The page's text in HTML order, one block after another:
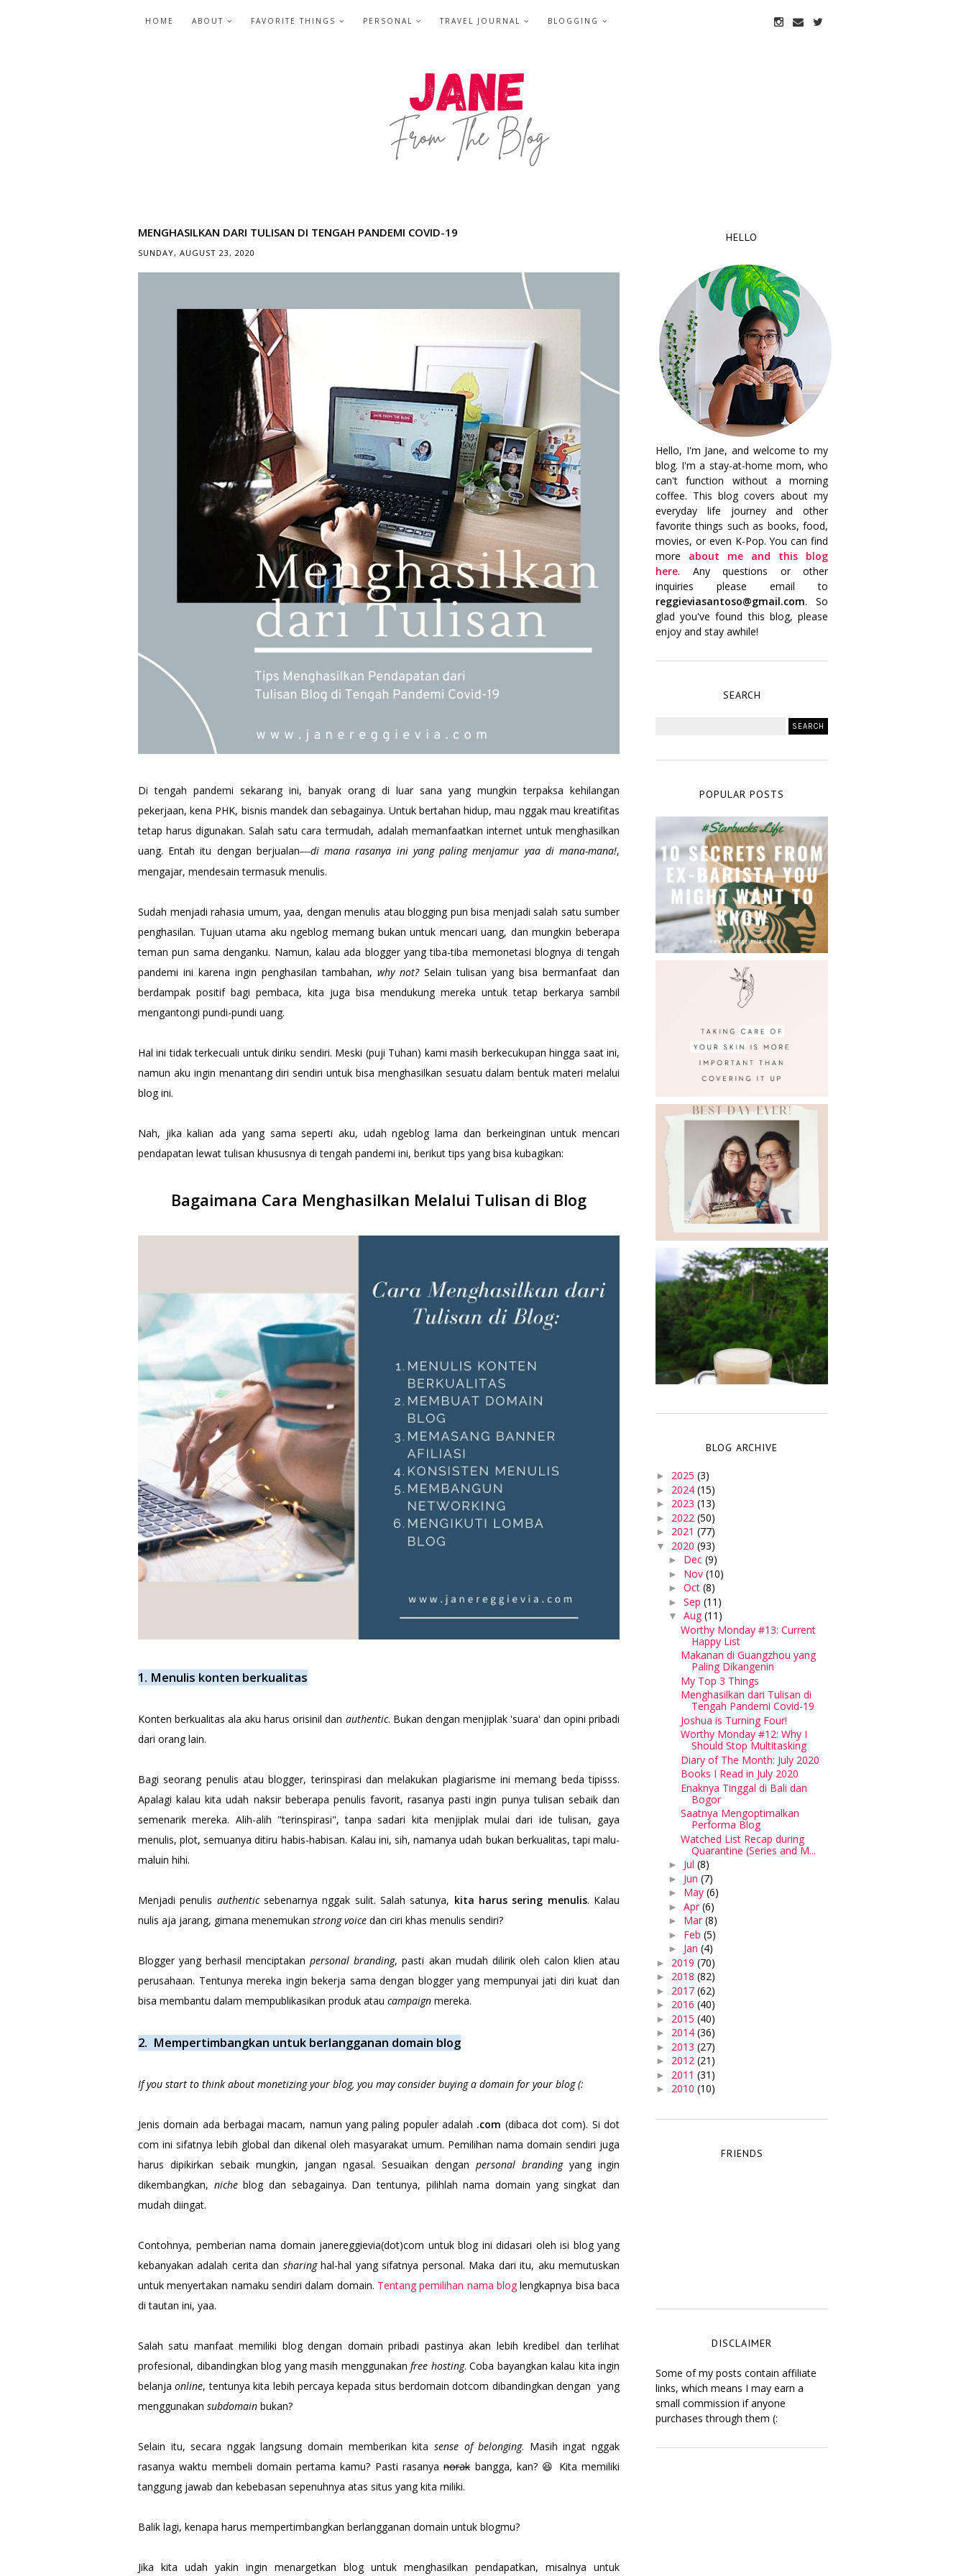
HOME ABOUT FAVORITE THINGS PERSONAL TRAVEL JOURNAL BLOGGING
MENGHASILKAN DARI TULISAN DI TENGAH PANDEMI COVID-19
SUNDAY, AUGUST 23, 2020
Di tengah pandemi sekarang ini, banyak orang di luar sana yang mungkin terpaksa kehilangan
pekerjaan, kena PHK, bisnis mandek dan sebagainya. Untuk bertahan hidup, mau nggak mau kreatifitas
tetap harus digunakan. Salah satu cara termudah, adalah memanfaatkan internet untuk menghasilkan
uang. Entah itu dengan berjualan—di mana rasanya ini yang paling menjamur yaa di mana-mana!,
mengajar, mendesain termasuk menulis.
Sudah menjadi rahasia umum, yaa, dengan menulis atau blogging pun bisa menjadi salah satu sumber
penghasilan. Tujuan utama aku ngeblog memang bukan untuk mencari uang, dan mungkin beberapa
teman pun sama denganku. Namun, kalau ada blogger yang tiba-tiba memonetasi blognya di tengah
pandemi ini karena ingin penghasilan tambahan, why not? Selain tulisan yang bisa bermanfaat dan
berdampak positif bagi pembaca, kita juga bisa mendukung mereka untuk tetap berkarya sambil
mengantongi pundi-pundi uang.
Hal ini tidak terkecuali untuk diriku sendiri. Meski (puji Tuhan) kami masih berkecukupan hingga saat ini,
namun aku ingin menantang diri sendiri untuk bisa menghasilkan sesuatu dalam bentuk materi melalui
blog ini.
Nah, jika kalian ada yang sama seperti aku, udah ngeblog lama dan berkeinginan untuk mencari
pendapatan lewat tulisan khususnya di tengah pandemi ini, berikut tips yang bisa kubagikan:
Bagaimana Cara Menghasilkan Melalui Tulisan di Blog
1. Menulis konten berkualitas
Konten berkualitas ala aku harus orisinil dan authentic. Bukan dengan menjiplak 'suara' dan opini pribadi
dari orang lain.
Bagi seorang penulis atau blogger, terinspirasi dan melakukan plagiarisme ini memang beda tipisss.
Apalagi kalau kita udah naksir beberapa penulis favorit, rasanya pasti ingin punya tulisan sebaik dan
semenarik mereka. Alih-alih "terinspirasi", tanpa sadari kita menjiplak mulai dari ide tulisan, gaya
menulis, plot, semuanya ditiru habis-habisan. Kalau ini, sih, namanya udah bukan berkualitas, tapi malu-
maluin hihi.
Menjadi penulis authenticsebenarnya nggak sulit. Salah satunya, kita harus sering menulis. Kalau
nulis aja jarang, gimana menemukan strong voice dan ciri khas menulis sendiri?
Blogger yang berhasil menciptakan personal branding, pasti akan mudah dilirik oleh calon klien atau
perusahaan. Tentunya mereka ingin bekerja sama dengan blogger yang mempunyai jati diri kuat dan
bisa membantu dalam mempublikasikan produk atau campaign mereka.
2. Mempertimbangkan untuk berlangganan domain blog
If you start to think about monetizing your blog, you may consider buying a domain for your blog (:
Jenis domain ada berbagai macam, namun yang paling populer adalah .com (dibaca dot com). Si dot
com ini sifatnya lebih global dan dikenal oleh masyarakat umum. Pemilihan nama domain sendiri juga
harus dipikirkan sebaik mungkin, jangan ngasal. Sesuaikan dengan personal brandingyang ingin
dikembangkan, nicheblog dan sebagainya. Dan tentunya, pilihlah nama domain yang singkat dan
mudah diingat.
Contohnya, pemberian nama domain janereggievia(dot)com untuk blog ini didasari oleh isi blog yang
kebanyakan adalah cerita dan sharinghal-hal yang sifatnya personal. Maka dari itu, aku memutuskan
untuk menyertakan namaku sendiri dalam domain. Tentang pemilihan nama bloglengkapnya bisa baca
di tautan ini, yaa.
Salah satu manfaat memiliki blog dengan domain pribadi pastinya akan lebih kredibel dan terlihat
profesional, dibandingkan blog yang masih menggunakan free hosting. Coba bayangkan kalau kita ingin
belanjaonline, tentunya kita lebih percaya kepada situs berdomain dotcom dibandingkan dengan yang
menggunakan subdomain bukan?
Selain itu, secara nggak langsung domain memberikan kita sense of belonging. Masih ingat nggak
rasanya waktu membeli domain pertama kamu? Pasti rasanyanorakbangga, kan? 😆 Kita memiliki
tanggung jawab dan kebebasan sepenuhnya atas situs yang kita miliki.
Balik lagi, kenapa harus mempertimbangkan berlangganan domain untuk blogmu?
Jika kita udah yakin ingin menargetkan blog untuk menghasilkan pendapatkan, misalnya untuk
HELLO
Hello, I'm Jane, and welcome to my
blog. I'm a stay-at-home mom, who
can't function without a morning
coffee. This blog covers about my
everyday life journey and other
favorite things such as books, food,
movies, or even K-Pop. You can find
more about me and this blog
here. Any questions or other
inquiries please email to
reggieviasantoso@gmail.com. So
glad you've found this blog, please
enjoy and stay awhile!
SEARCH
POPULAR POSTS
BLOG ARCHIVE
► 2025 (3)
► 2024 (15)
► 2023 (13)
► 2022 (50)
► 2021 (77)
▼ 2020 (93)
► Dec (9)
► Nov (10)
► Oct (8)
► Sep (11)
▼ Aug(11)
Worthy Monday #13: Current
Happy List
Makanan di Guangzhou yang
Paling Dikangenin
My Top 3 Things
Menghasilkan dari Tulisan di
Tengah Pandemi Covid-19
Joshua is Turning Four!
Worthy Monday #12: Why I
Should Stop Multitasking
Diary of The Month: July 2020
Books I Read in July 2020
Enaknya Tinggal di Bali dan
Bogor
Saatnya Mengoptimalkan
Performa Blog
Watched List Recap during
Quarantine (Series and M...
► Jul (8)
► Jun (7)
► May (6)
► Apr(6)
► Mar(8)
► Feb (5)
► Jan (4)
► 2019 (70)
► 2018 (82)
► 2017 (62)
► 2016 (40)
► 2015 (40)
► 2014 (36)
► 2013 (27)
► 2012 (21)
► 2011 (31)
► 2010 (10)
FRIENDS
DISCLAIMER
Some of my posts contain affiliate
links, which means I may earn a
small commission if anyone
purchases through them (: